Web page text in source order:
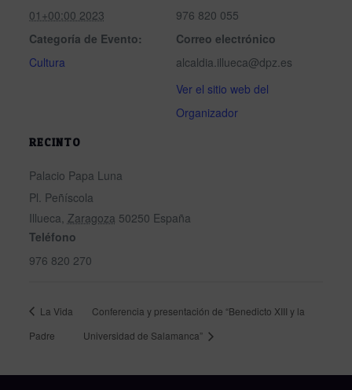
01+00:00 2023
Categoría de Evento:
Cultura
RECINTO
Palacio Papa Luna
Pl. Peñíscola
Illueca Zaragoza 50250 España
Teléfono
976 820 270
976 820 055
Correo electrónico
alcaldia.illueca@dpz.es
Ver el sitio web del
Organizador
La Vida
Padre
Conferencia y presentación de “Benedicto XIII y la
Universidad de Salamanca”